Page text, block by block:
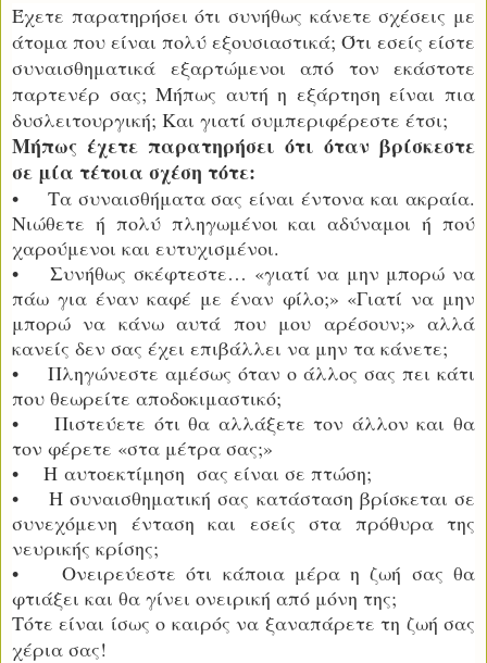
Έχετε παρατηρήσει ότι συνήθως κάνετε σχέσεις με
άτομα που είναι πολύ εξουσιαστικά; Ότι εσείς είστε
συναισθηματικά εξαρτώμενοι από τον εκάστοτε
παρτενέρ σας; Μήπως αυτή η εξάρτηση είναι πια
δυσλειτουργική; Και γιατί συμπεριφέρεστε έτσι;
Μήπως έχετε παρατηρήσει ότι όταν βρίσκεστε
σε μία τέτοια σχέση τότε:
• Τα συναισθήματα σας είναι έντονα και ακραία.
Νιώθετε ή πολύ πληγωμένοι και αδύναμοι ή πού
χαρούμενοι και ευτυχισμένοι.
• Συνήθως σκέφτεστε… «γιατί να μην μπορώ να
πάω για έναν καφέ με έναν φίλο;» «Γιατί να μην
μπορώ να κάνω αυτά που μου αρέσουν;» αλλά
κανείς δεν σας έχει επιβάλλει να μην τα κάνετε;
• Πληγώνεστε αμέσως όταν ο άλλος σας πει κάτι
που θεωρείτε αποδοκιμαστικό;
• Πιστεύετε ότι θα αλλάξετε τον άλλον και θα
τον φέρετε «στα μέτρα σας;»
• Η αυτοεκτίμηση σας είναι σε πτώση;
• Η συναισθηματική σας κατάσταση βρίσκεται σε
συνεχόμενη ένταση και εσείς στα πρόθυρα της
νευρικής κρίσης;
• Ονειρεύεστε ότι κάποια μέρα η ζωή σας θα
φτιάξει και θα γίνει ονειρική από μόνη της;
Τότε είναι ίσως ο καιρός να ξαναπάρετε τη ζωή σας
χέρια σας!